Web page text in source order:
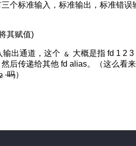
个标准输入，标准输出，标准错误
其赋值)
输出通道，这个 &
大概是指 fd 1 2
后传递给其他 fd alias。（这么看
吗）